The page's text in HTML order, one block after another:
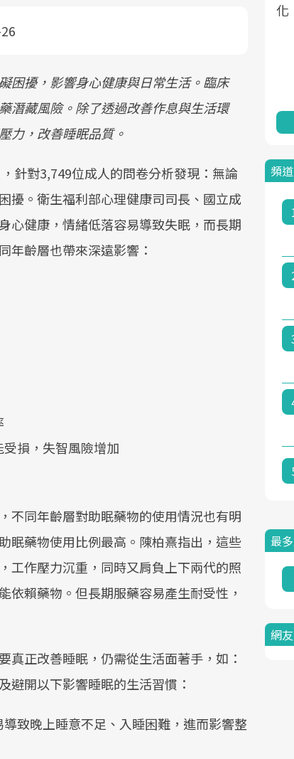
困擾，影響身心健康與日常生活。臨床
潛藏風險。除了透過改善作息與生活環
力，改善睡眠品質。
針對3,749位成人的問卷分析發現：無論
擾。衛生福利部心理健康司司長、國立成
心健康，情緒低落容易導致失眠，而長期
年齡層也帶來深遠影響：
損，失智風險增加
不同年齡層對助眠藥物的使用情況也有明
眠藥物使用比例最高。陳柏熹指出，這些
工作壓力沉重，同時又肩負上下兩代的照
依賴藥物。但長期服藥容易產生耐受性，
真正改善睡眠，仍需從生活面著手，如：
避開以下影響睡眠的生活習慣：
致晚上睡意不足、入睡困難，進而影響整
狀況、啟動健康管理的重要起點。
化
頻
最
網